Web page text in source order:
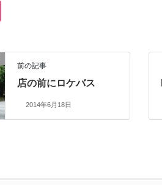
前の記事
店の前にロケバス
2014年6月18日